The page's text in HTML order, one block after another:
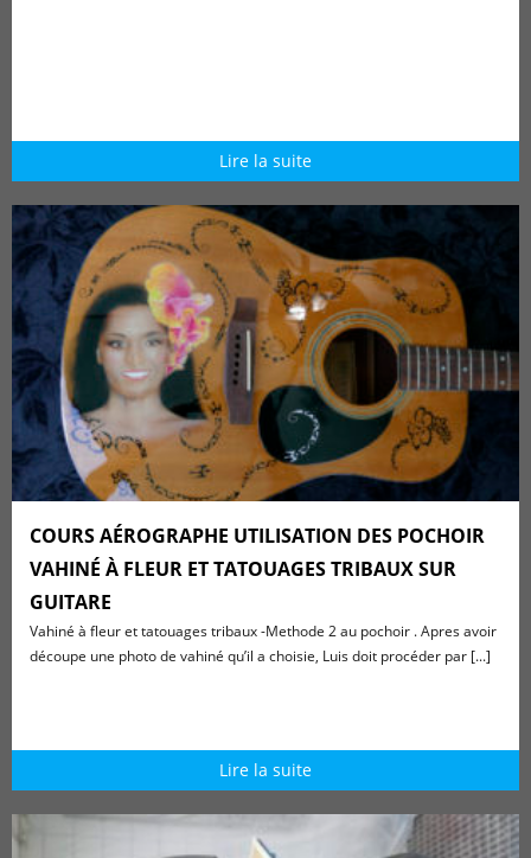
Lire la suite
COURS AÉROGRAPHE UTILISATION DES POCHOIR
VAHINÉ À FLEUR ET TATOUAGES TRIBAUX SUR
GUITARE
Vahiné à fleur et tatouages tribaux -Methode 2 au pochoir . Apres avoir
découpe une photo de vahiné qu’il a choisie, Luis doit procéder par [...]
Lire la suite